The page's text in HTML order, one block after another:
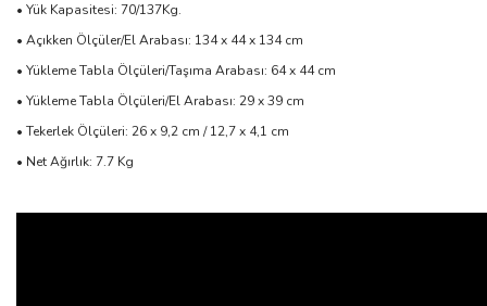
• Yük Kapasitesi: 70/137Kg.
• Açıkken Ölçüler/El Arabası: 134 x 44 x 134 cm
• Yükleme Tabla Ölçüleri/Taşıma Arabası: 64 x 44 cm
• Yükleme Tabla Ölçüleri/El Arabası: 29 x 39 cm
• Tekerlek Ölçüleri: 26 x 9,2 cm / 12,7 x 4,1 cm
• Net Ağırlık: 7.7 Kg